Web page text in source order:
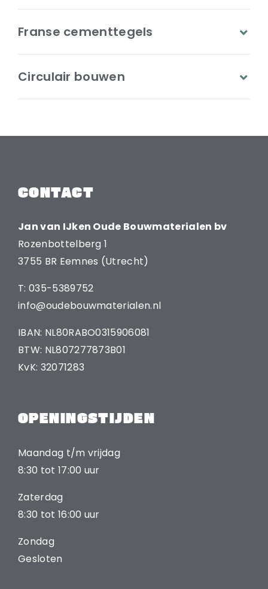
Franse cementtegels
Circulair bouwen
CONTACT
Jan van IJken Oude Bouwmaterialen bv
Rozenbottelberg 1
3755 BR Eemnes (Utrecht)
T: 035-5389752
info@oudebouwmaterialen.nl
IBAN: NL80RABO0315906081
BTW: NL807277873B01
KvK: 32071283
OPENINGSTIJDEN
Maandag t/m vrijdag
8:30 tot 17:00 uur
Zaterdag
8:30 tot 16:00 uur
Zondag
Gesloten